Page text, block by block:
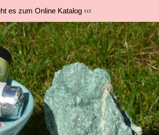
es zum Online Katalog‹‹‹